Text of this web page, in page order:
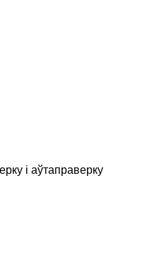
і аўтаправерку